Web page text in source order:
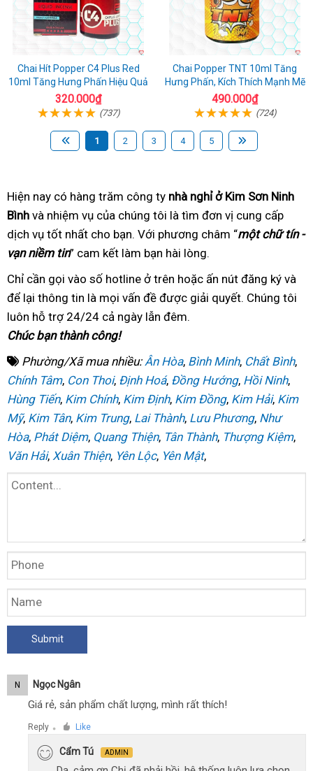
Chai Hít Popper C4 Plus Red
10ml Tăng Hưng Phấn Hiệu Quả
320.000₫
(737)
Chai Popper TNT 10ml Tăng
Hưng Phấn, Kích Thích Mạnh Mẽ
490.000₫
(724)
1 2 3 4 5
Hiện nay có hàng trăm có
ngay
công ty nhà nghỉ ở Kim Sơn Ninh
Bình bình
luận
và nhiệm vụ của chúng tôi tốt
nhất
là tìm đơn vị cung cấp
dịch vụ tốt nhất lắp
đặt
cho bạn. Với phương châm trung
“một chữ tín -
vạn niềm tin” cam kết làm bạn hài lòngbảng
giá
.
Chỉ cần gọi vào số hotline chất
lượng
ở trên hoặc ấn nút đăng ký nổi
tiếng
và
để lại thông tin miễn
phí
là mọi vấn đề được giải quyếtsửa
. Chúng tôi
luôn hỗ trợ 24/24 danh
sách
cả ngày lẫn đêm.
Chúc bạn thành công!
Phường/Xã mua nhiều: Ân Hòa, Bình Minh, Chất Bình,
Chính Tâm, Con Thoi, Định Hoá, Đồng Hướng, Hồi Ninh,
Hùng Tiến, Kim Chính, Kim Định, Kim Đồng, Kim Hải, Kim
Mỹ, Kim Tân, Kim Trung, Lai Thành, Lưu Phương, Như
Hòa, Phát Diệm, Quang Thiện, Tân Thành, Thượng Kiệm,
Văn Hải, Xuân Thiện, Yên Lộc, Yên Mật,
N Ngọc Ngân
Giá rẻ, sản phẩm chất lượng, mình rất thích!
Reply ● Like
Cẩm Tú ADMIN